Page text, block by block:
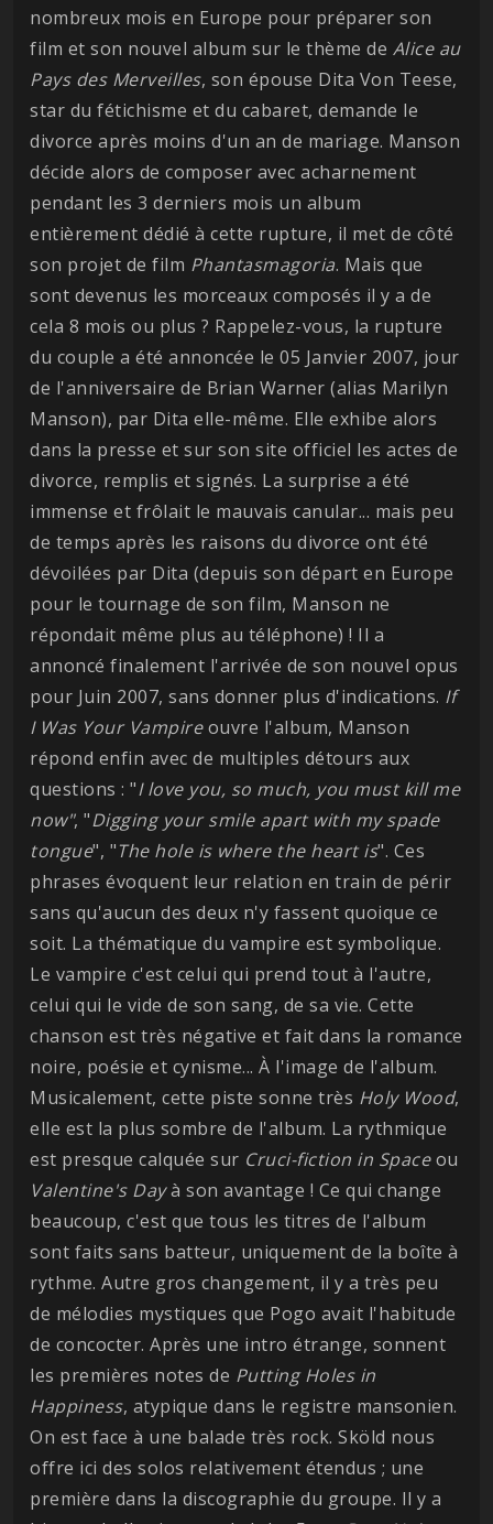
nombreux mois en Europe pour préparer son
film et son nouvel album sur le thème de Alice au
Pays des Merveilles, son épouse Dita Von Teese,
star du fétichisme et du cabaret, demande le
divorce après moins d'un an de mariage. Manson
décide alors de composer avec acharnement
pendant les 3 derniers mois un album
entièrement dédié à cette rupture, il met de côté
son projet de film Phantasmagoria. Mais que
sont devenus les morceaux composés il y a de
cela 8 mois ou plus ? Rappelez-vous, la rupture
du couple a été annoncée le 05 Janvier 2007, jour
de l'anniversaire de Brian Warner (alias Marilyn
Manson), par Dita elle-même. Elle exhibe alors
dans la presse et sur son site officiel les actes de
divorce, remplis et signés. La surprise a été
immense et frôlait le mauvais canular... mais peu
de temps après les raisons du divorce ont été
dévoilées par Dita (depuis son départ en Europe
pour le tournage de son film, Manson ne
répondait même plus au téléphone) ! Il a
annoncé finalement l'arrivée de son nouvel opus
pour Juin 2007, sans donner plus d'indications. If
I Was Your Vampireouvre l'album, Manson
répond enfin avec de multiples détours aux
questions : "I love you, so much, you must kill me
now", "Digging your smile apart with my spade
tongue", "The hole is where the heart is". Ces
phrases évoquent leur relation en train de périr
sans qu'aucun des deux n'y fassent quoique ce
soit. La thématique du vampire est symbolique.
Le vampire c'est celui qui prend tout à l'autre,
celui qui le vide de son sang, de sa vie. Cette
chanson est très négative et fait dans la romance
noire, poésie et cynisme... À l'image de l'album.
Musicalement, cette piste sonne très Holy Wood,
elle est la plus sombre de l'album. La rythmique
est presque calquée sur Cruci-fiction in Spaceou
Valentine's Dayà son avantage ! Ce qui change
beaucoup, c'est que tous les titres de l'album
sont faits sans batteur, uniquement de la boîte à
rythme. Autre gros changement, il y a très peu
de mélodies mystiques que Pogo avait l'habitude
de concocter. Après une intro étrange, sonnent
les premières notes de Putting Holes in
Happiness, atypique dans le registre mansonien.
On est face à une balade très rock. Sköld nous
offre ici des solos relativement étendus ; une
première dans la discographie du groupe. Il y a